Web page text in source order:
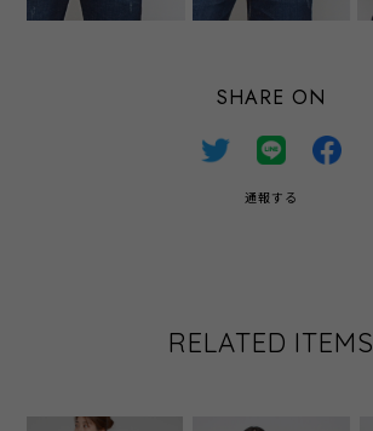
SHARE ON
通報する
RELATED ITEMS